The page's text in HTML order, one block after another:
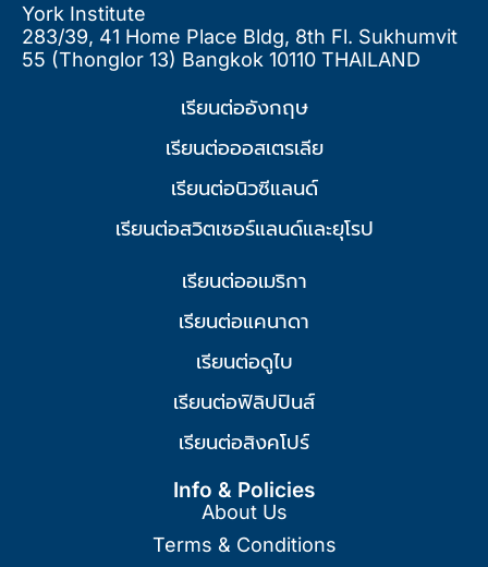
York Institute
283/39, 41 Home Place Bldg, 8th Fl. Sukhumvit
55 (Thonglor 13) Bangkok 10110 THAILAND
เรียนต่ออังกฤษ
เรียนต่อออสเตรเลีย
เรียนต่อนิวซีแลนด์
เรียนต่อสวิตเซอร์แลนด์และยุโรป
เรียนต่ออเมริกา
เรียนต่อแคนาดา
เรียนต่อดูไบ
เรียนต่อฟิลิปปินส์
เรียนต่อสิงคโปร์
Info & Policies
About Us
Terms & Conditions